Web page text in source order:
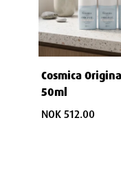
Cosmica
50ml
NOK 512.00